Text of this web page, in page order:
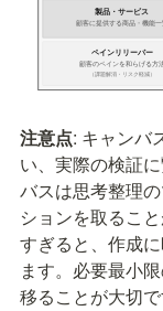
注意点: キャンバ
い、実際の検証
バスは思考整理
ションを取るこ
すぎると、作成
ます。必要最小
移ることが大切で